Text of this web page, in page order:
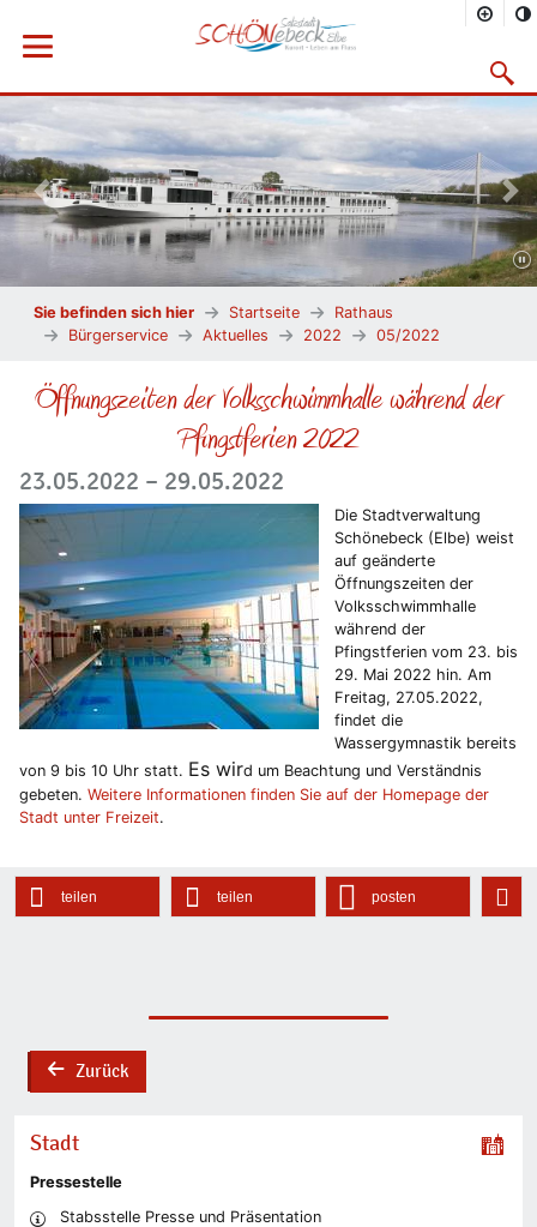
Menü öffnen
Vorheriges Bild
Sie befinden sich hier Startseite
Rathaus
Bürgerservice
Aktuelles 2022 05/2022
Öffnungszeiten der Volksschwimmhalle während der
Pfingstferien 2022
23.05.2022 – 29.05.2022
Die Stadtverwaltung
Schönebeck (Elbe) weist
auf geänderte
Öffnungszeiten der
Volksschwimmhalle
während der
Pfingstferien vom 23. bis
29. Mai 2022 hin. Am
Freitag, 27.05.2022,
findet die
Wassergymnastik bereits
von 9 bis 10 Uhr statt. Es wird um Beachtung und Verständnis
gebeten. Weitere Informationen finden Sie auf der Homepage der
Stadt unter Freizeit.
teilen teilen posten
backZurück
Stadt
Pressestelle
Stabsstelle Presse und Präsentation